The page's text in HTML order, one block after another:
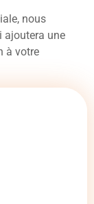
nous
ajoutera une
à votre